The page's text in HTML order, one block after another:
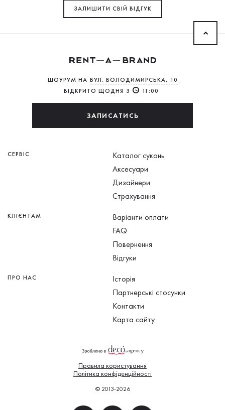
ЗАЛИШИТИ СВIЙ ВІДГУК
ШОУРУМ НА ВУЛ. ВОЛОДИМИРСЬКА, 10
ВІДКРИТО ЩОДНЯ З
11:00
ЗАПИСАТИСЬ
СЕРВІС
Каталог суконь
Аксесуари
Дизайнери
Страхування
КЛІЄНТАМ
Варіанти оплати
FAQ
Повернення
Відгуки
ПРО НАС
Історія
Партнерські стосунки
Контакти
Карта сайту
Правила користування
Політика конфіденційності
© 2013-2026